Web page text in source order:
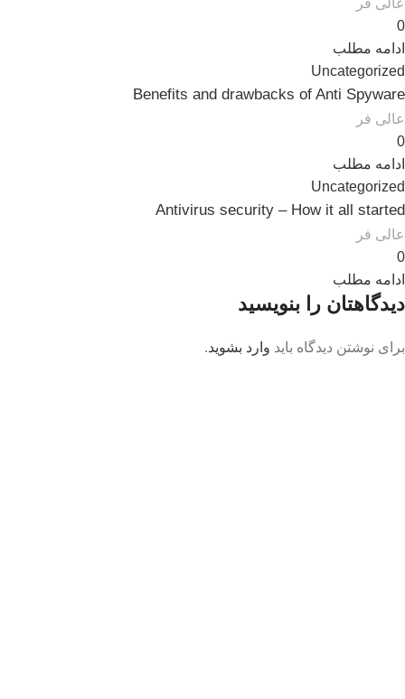
عالی فر
0
ادامه مطلب
Uncategorized
Benefits and drawbacks of Anti Spyware
عالی فر
0
ادامه مطلب
Uncategorized
Antivirus security – How it all started
عالی فر
0
ادامه مطلب
دیدگاهتان را بنویسید
برای نوشتن دیدگاه باید وارد بشوید.